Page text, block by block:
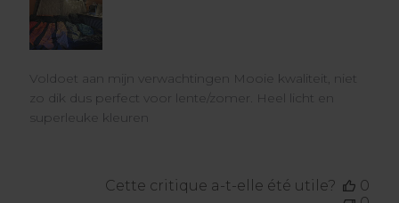
Voldoet aan mijn verwachtingen Mooie kwaliteit, niet
zo dik dus perfect voor lente/zomer. Heel licht en
superleuke kleuren
Cette critique a-t-elle été utile?
0